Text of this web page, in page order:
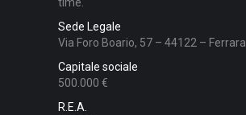
time.
Sede Legale
Via Foro Boario, 57 – 44122 – Ferrara
Capitale sociale
500.000 €
R.E.A.